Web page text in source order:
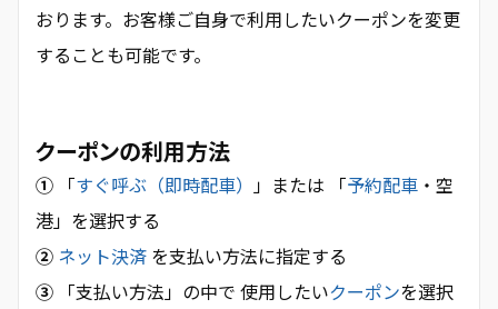
おります。お客様ご自身で利用したいクーポンを変更
することも可能です。
クーポンの利用方法
① 「すぐ呼ぶ（即時配車） 」または 「予約配車 ・空
港」を選択する
② ネット決済 を支払い方法に指定する
③ 「支払い方法」の中で 使用したいクーポンを選択